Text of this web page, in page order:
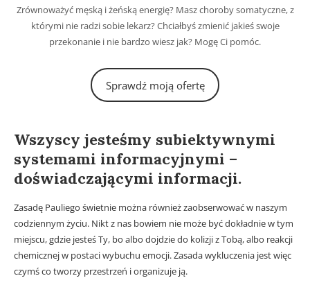
Zrównoważyć męską i żeńską energię? Masz choroby somatyczne, z
którymi nie radzi sobie lekarz? Chciałbyś zmienić jakieś swoje
przekonanie i nie bardzo wiesz jak? Mogę Ci pomóc.
Sprawdź moją ofertę
Wszyscy jesteśmy subiektywnymi
systemami informacyjnymi –
doświadczającymi informacji.
Zasadę Pauliego świetnie można również zaobserwować w naszym
codziennym życiu. Nikt z nas bowiem nie może być dokładnie w tym
miejscu, gdzie jesteś Ty, bo albo dojdzie do kolizji z Tobą, albo reakcji
chemicznej w postaci wybuchu emocji. Zasada wykluczenia jest więc
czymś co tworzy przestrzeń i organizuje ją.